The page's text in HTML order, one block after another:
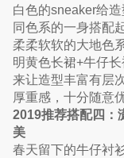
白色的sneaker给造
同色系的一身搭配
柔柔软软的大地色
明黄色长裙+牛仔
来让造型丰富有层
厚重感，十分随意
2019推荐搭配四：
美
春天留下的牛仔衬